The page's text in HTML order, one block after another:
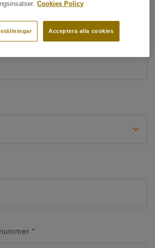
*
Cookies Policy
Acceptera alla cookies